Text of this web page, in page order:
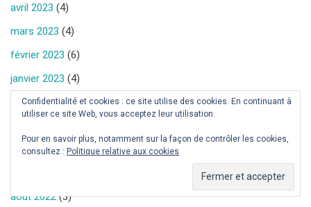
avril 2023 (4)
mars 2023 (4)
février 2023 (6)
janvier 2023 (4)
décembre 2022(1)
octobre 2022(2)
août 2022(3)
Confidentialité et cookies : ce site utilise des cookies. En continuant à
utiliser ce site Web, vous acceptez leur utilisation.
Pour en savoir plus, notamment sur la façon de contrôler les cookies,
consultez : Politique relative aux cookies